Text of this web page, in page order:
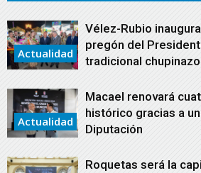
Actualidad
Vélez-Rubio
pregón del
tradicional chupinazo
Actualidad
Macael renovará
histórico gracias a
Diputación
Roquetas será la